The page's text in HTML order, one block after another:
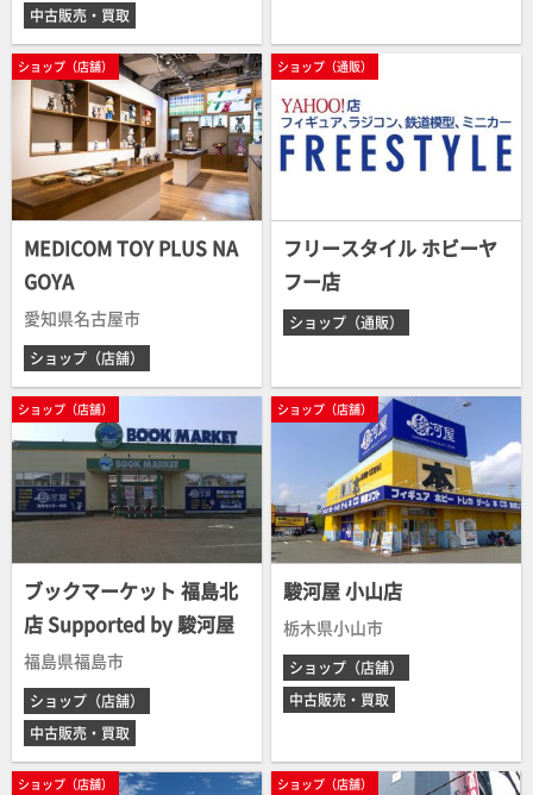
中古販売・買取
ショップ（店舗）
MEDICOM TOY PLUS NA
GOYA
愛知県名古屋市
ショップ（店舗）
ショップ（通販）
フリースタイル ホビーヤ
フー店
ショップ（通販）
ショップ（店舗）
ブックマーケット 福島北
店 Supported by 駿河屋
福島県福島市
ショップ（店舗）
中古販売・買取
ショップ（店舗）
駿河屋 小山店
栃木県小山市
ショップ（店舗）
中古販売・買取
ショップ（店舗） ショップ（店舗）